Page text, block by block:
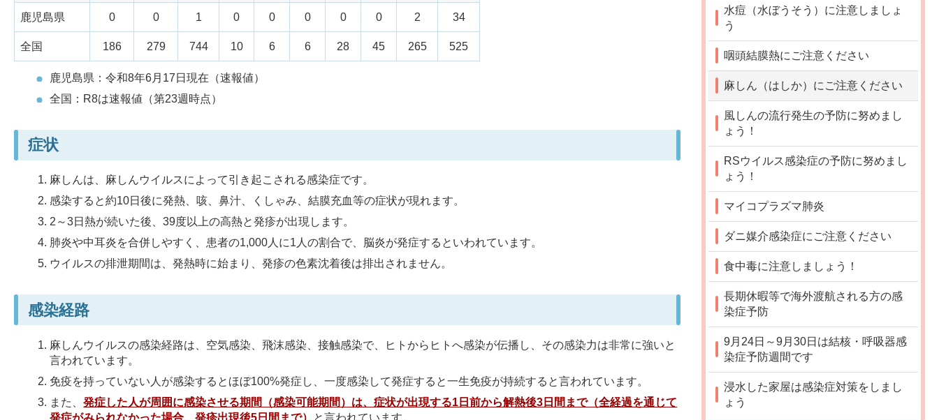
鹿児島県 0 0 1 0 0 0 0 0 2 34
全国 186 279 744 10 6 6 28 45 265 525
鹿児島県：令和8年6月17日現在（速報値）
全国：R8は速報値（第23週時点）
症状
麻しんは、麻しんウイルスによって引き起こされる感染症です。
感染すると約10日後に発熱、咳、鼻汁、くしゃみ、結膜充血等の症状が現れます。
2～3日熱が続いた後、39度以上の高熱と発疹が出現します。
肺炎や中耳炎を合併しやすく、患者の1,000人に1人の割合で、脳炎が発症するといわれています。
ウイルスの排泄期間は、発熱時に始まり、発疹の色素沈着後は排出されません。
感染経路
麻しんウイルスの感染経路は、空気感染、飛沫感染、接触感染で、ヒトからヒトへ感染が伝播し、その感染力は非常に強いと
言われています。
免疫を持っていない人が感染するとほぼ100%発症し、一度感染して発症すると一生免疫が持続すると言われています。
また、発症した人が周囲に感染させる期間（感染可能期間）は、症状が出現する1日前から解熱後3日間まで（全経過を通じて
発症がみられなかった場合、発疹出現後5日間まで）
と言われています。
水痘（水ぼうそう）に注意しましょ
う
咽頭結膜熱にご注意ください
麻しん（はしか）にご注意ください
風しんの流行発生の予防に努めまし
ょう！
RSウイルス感染症の予防に努めまし
ょう！
マイコプラズマ肺炎
ダニ媒介感染症にご注意ください
食中毒に注意しましょう！
長期休暇等で海外渡航される方の感
染症予防
9月24日～9月30日は結核・呼吸器感
染症予防週間です
浸水した家屋は感染症対策をしまし
ょう